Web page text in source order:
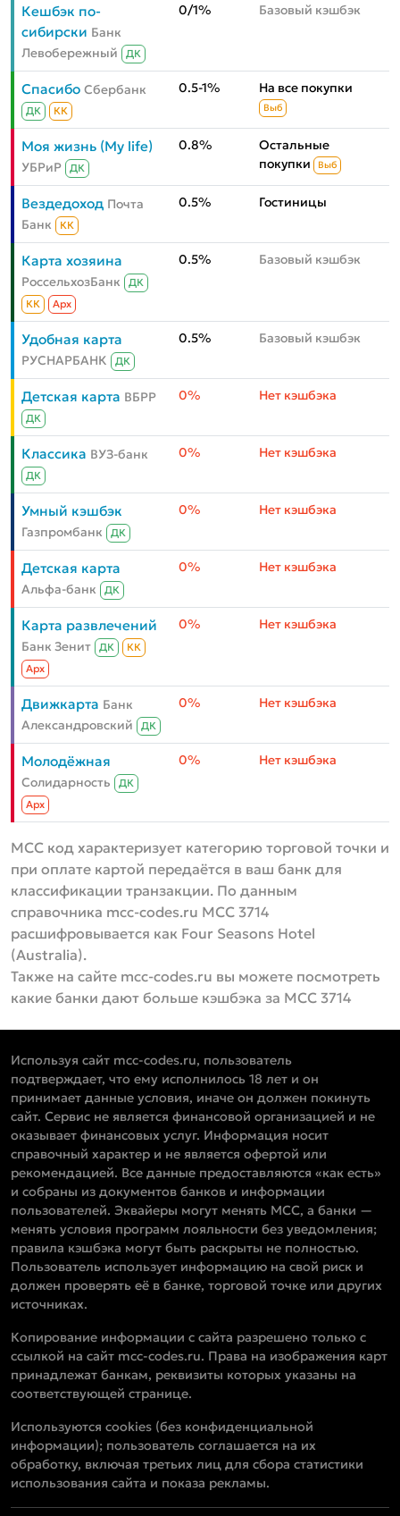
Кешбэк по-
сибирски Банк
Левобережный
ДК
0/1% Базовый кэшбэк
Спасибо Сбербанк
ДК КК
0.5-1% На все покупки
Выб
Моя жизнь (My life)
УБРиР ДК
0.8%
Остальные
покупки
Выб
Вездедоход Почта
Банк
КК
0.5% Гостиницы
Карта хозяина
РоссельхозБанк
ДК
КК
Aрх
0.5% Базовый кэшбэк
Удобная карта
РУСНАРБАНК ДК
0.5% Базовый кэшбэк
Детская карта ВБРР
ДК
0% Нет кэшбэка
Классика ВУЗ-банк
ДК
0% Нет кэшбэка
Умный кэшбэк
Газпромбанк ДК
0% Нет кэшбэка
Детская карта
Альфа-банк ДК
0% Нет кэшбэка
Карта развлечений
Банк Зенит ДК
КК
Aрх
0% Нет кэшбэка
Движкарта Банк
Александровский
ДК
0% Нет кэшбэка
Молодёжная
Солидарность
ДК
Aрх
0% Нет кэшбэка
MCC код характеризует категорию торговой точки и
при оплате картой передаётся в ваш банк для
классификации транзакции. По данным
справочника mcc-codes.ru MCC 3714
расшифровывается как Four Seasons Hotel
(Australia).
Также на сайте mcc-codes.ru вы можете посмотреть
какие банки дают больше кэшбэка за MCC 3714
Используя сайт mcc-codes.ru, пользователь
подтверждает, что ему исполнилось 18 лет и он
принимает данные условия, иначе он должен покинуть
сайт. Сервис не является финансовой организацией и не
оказывает финансовых услуг. Информация носит
справочный характер и не является офертой или
рекомендацией. Все данные предоставляются «как есть»
и собраны из документов банков и информации
пользователей. Эквайеры могут менять MCC, а банки —
менять условия программ лояльности без уведомления;
правила кэшбэка могут быть раскрыты не полностью.
Пользователь использует информацию на свой риск и
должен проверять её в банке, торговой точке или других
источниках.
Копирование информации с сайта разрешено только с
ссылкой на сайт mcc-codes.ru. Права на изображения карт
принадлежат банкам, реквизиты которых указаны на
соответствующей странице.
Используются cookies (без конфиденциальной
информации); пользователь соглашается на их
обработку, включая третьих лиц для сбора статистики
использования сайта и показа рекламы.